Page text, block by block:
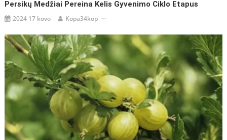
Persikų Medžiai Pereina Kelis Gyvenimo Ciklo Etapus
2024 17 kovo Kopa34kop